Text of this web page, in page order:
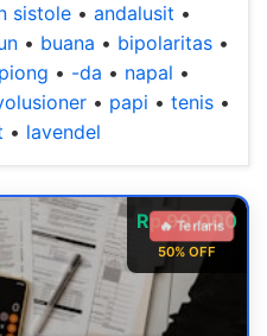
sistole • andalusit •
• buana • bipolaritas •
piong • -da • napal •
• papi • tenis •
• lavendel
Rp 99.000
50% OFF
🔥 Terlaris